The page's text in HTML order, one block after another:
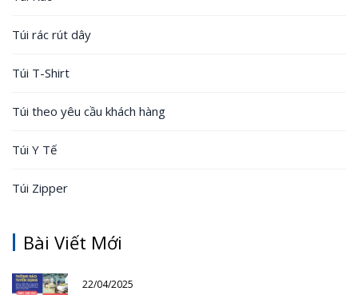
Túi rác rút dây
Túi T-Shirt
Túi theo yêu cầu khách hàng
Túi Y Tế
Túi Zipper
Bài Viết Mới
22/04/2025